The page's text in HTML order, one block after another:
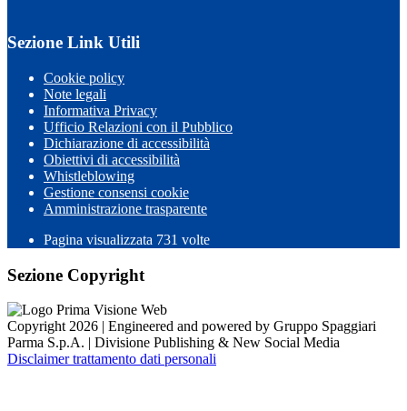
Sezione Link Utili
Cookie policy
Note legali
Informativa Privacy
Ufficio Relazioni con il Pubblico
Dichiarazione di accessibilità
Obiettivi di accessibilità
Whistleblowing
Gestione consensi cookie
Amministrazione trasparente
Pagina visualizzata 731 volte
Sezione Copyright
Copyright 2026 | Engineered and powered by Gruppo Spaggiari
Parma S.p.A. | Divisione Publishing & New Social Media
Disclaimer trattamento dati personali